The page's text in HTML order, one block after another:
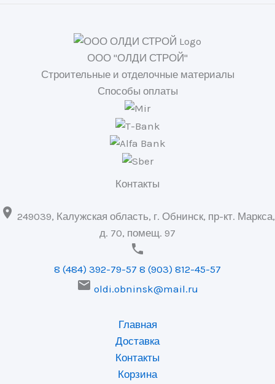
ООО "ОЛДИ СТРОЙ"
Строительные и отделочные материалы
Способы оплаты
Контакты
 249039, Калужская область, г. Обнинск, пр-кт. Маркса,
д. 70, помещ. 97

8 (484) 392-79-57 8 (903) 812-45-57
 oldi.obninsk@mail.ru
Главная
Доставка
Контакты
Корзина